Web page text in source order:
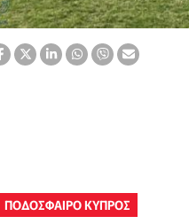
ΠΟΔΟΣΦΑΙΡΟ ΚΥΠΡΟΣ